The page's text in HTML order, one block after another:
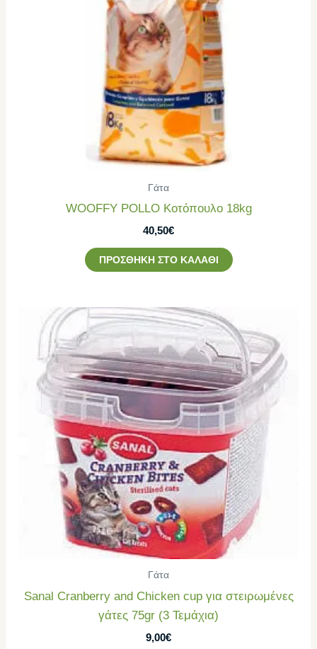
Γάτα
WOOFFY POLLO Κοτόπουλο 18kg
40,50€
ΠΡΟΣΘΉΚΗ ΣΤΟ ΚΑΛΆΘΙ
Γάτα
Sanal Cranberry and Chicken cup για στειρωμένες
γάτες 75gr (3 Τεμάχια)
9,00€